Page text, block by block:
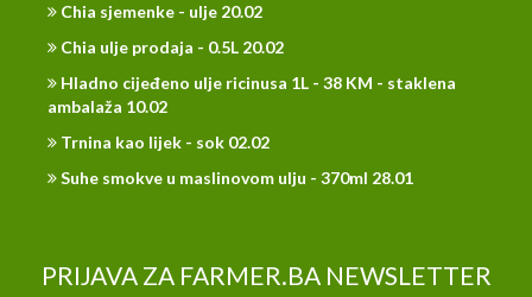
Chia sjemenke - ulje 20.02
Chia ulje prodaja - 0.5L 20.02
Hladno cijeđeno ulje ricinusa 1L - 38 KM - staklena
ambalaža 10.02
Trnina kao lijek - sok 02.02
Suhe smokve u maslinovom ulju - 370ml 28.01
PRIJAVA ZA FARMER.BA NEWSLETTER